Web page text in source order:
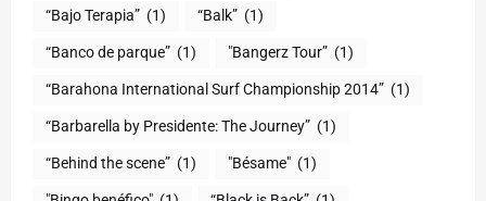
“Bajo Terapia” (1) “Balk” (1)
“Banco de parque” (1) "Bangerz Tour” (1)
“Barahona International Surf Championship 2014” (1)
“Barbarella by Presidente: The Journey” (1)
“Behind the scene” (1) "Bésame" (1)